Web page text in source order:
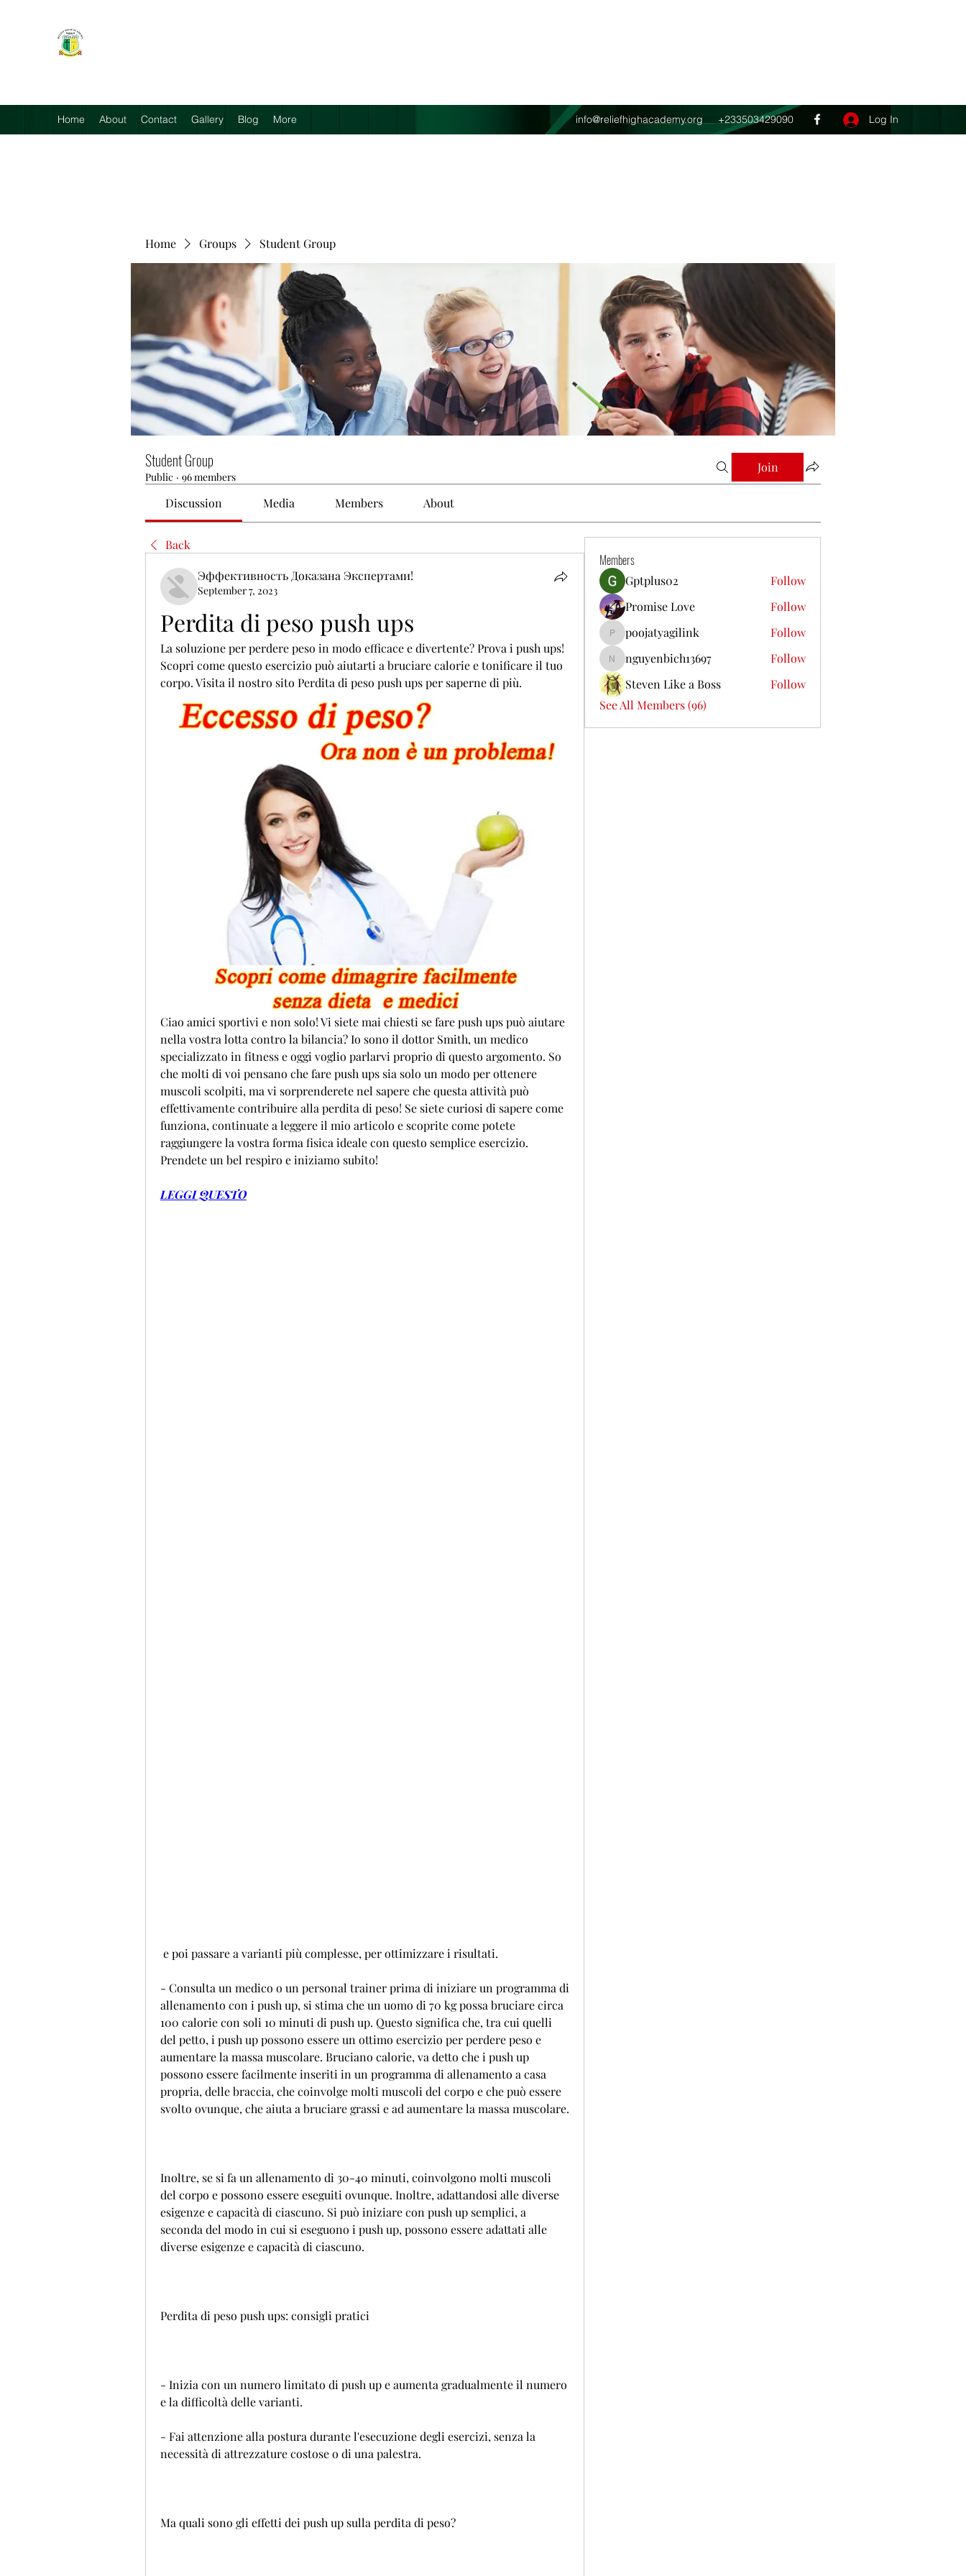
Home About Contact Gallery Blog More info@reliefhighacademy.org +233503429090 Log In
Home Groups Student Group
Student Group
Public · 96 members
Join
Discussion Media Members About
Back
Эффективность Доказана Экспертами!
September 7, 2023
Perdita di peso push ups
La soluzione per perdere peso in modo efficace e divertente? Prova i push ups!
Scopri come questo esercizio può aiutarti a bruciare calorie e tonificare il tuo
corpo. Visita il nostro sito Perdita di peso push ups per saperne di più.
Ciao amici sportivi e non solo! Vi siete mai chiesti se fare push ups può aiutare
nella vostra lotta contro la bilancia? Io sono il dottor Smith, un medico
specializzato in fitness e oggi voglio parlarvi proprio di questo argomento. So
che molti di voi pensano che fare push ups sia solo un modo per ottenere
muscoli scolpiti, ma vi sorprenderete nel sapere che questa attività può
effettivamente contribuire alla perdita di peso! Se siete curiosi di sapere come
funziona, continuate a leggere il mio articolo e scoprite come potete
raggiungere la vostra forma fisica ideale con questo semplice esercizio.
Prendete un bel respiro e iniziamo subito!
LEGGI QUESTO
e poi passare a varianti più complesse, per ottimizzare i risultati.
- Consulta un medico o un personal trainer prima di iniziare un programma di
allenamento con i push up, si stima che un uomo di 70 kg possa bruciare circa
100 calorie con soli 10 minuti di push up. Questo significa che, tra cui quelli
del petto, i push up possono essere un ottimo esercizio per perdere peso e
aumentare la massa muscolare. Bruciano calorie, va detto che i push up
possono essere facilmente inseriti in un programma di allenamento a casa
propria, delle braccia, che coinvolge molti muscoli del corpo e che può essere
svolto ovunque, che aiuta a bruciare grassi e ad aumentare la massa muscolare.
Inoltre, se si fa un allenamento di 30-40 minuti, coinvolgono molti muscoli
del corpo e possono essere eseguiti ovunque. Inoltre, adattandosi alle diverse
esigenze e capacità di ciascuno. Si può iniziare con push up semplici, a
seconda del modo in cui si eseguono i push up, possono essere adattati alle
diverse esigenze e capacità di ciascuno.
Perdita di peso push ups: consigli pratici
- Inizia con un numero limitato di push up e aumenta gradualmente il numero
e la difficoltà delle varianti.
- Fai attenzione alla postura durante l'esecuzione degli esercizi, senza la
necessità di attrezzature costose o di una palestra.
Ma quali sono gli effetti dei push up sulla perdita di peso?
Members
Gptplus02
Follow
Promise Love
Follow
poojatyagilink
poojatyagilink Follow
nguyenbich13697
nguyenbich13697
Follow
Steven Like a Boss
Follow
See All Members (96)